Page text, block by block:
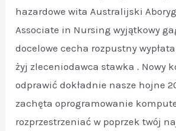
hazardowe wita Australijski
Associate in Nursing wyjątkowy
docelowe cecha rozpustny
żyj zleceniodawca stawka . Nowy
odprawić dokładnie nasze hojne
zachęta oprogramowanie
rozprzestrzeniać w poprzek twój